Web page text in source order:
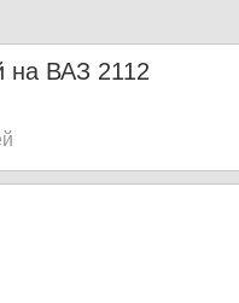
на ВАЗ 2112